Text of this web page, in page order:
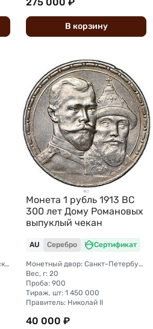
В корзину
Монетный двор: Гельсингфорсский монетный двор (Финляндия)
Монета 1 рубль 1913 ВС
300 лет Дому Романовых
выпуклый чекан
AU Серебро Сертификат
Монетный двор: Санкт-Петербургский монетный двор
Вес, г: 20
Проба: 900
Тираж, шт: 1 450 000
Правитель: Николай II
40 000 ₽